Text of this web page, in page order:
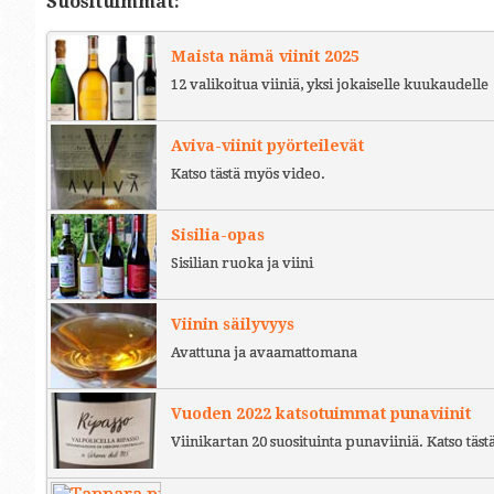
Maista nämä viinit 2025
12 valikoitua viiniä, yksi jokaiselle kuukaudelle
Aviva-viinit pyörteilevät
Katso tästä myös video.
Sisilia-opas
Sisilian ruoka ja viini
Viinin säilyvyys
Avattuna ja avaamattomana
Vuoden 2022 katsotuimmat punaviinit
Viinikartan 20 suosituinta punaviiniä. Katso